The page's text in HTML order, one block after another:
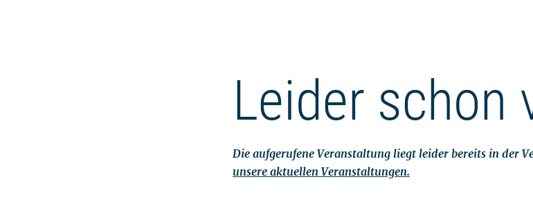
Leider schon
Die aufgerufene Veranstaltung liegt leider bereits in der
unsere aktuellen Veranstaltungen.